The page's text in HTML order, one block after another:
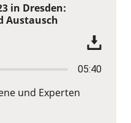
in Dresden:
Austausch
05:40
und Experten